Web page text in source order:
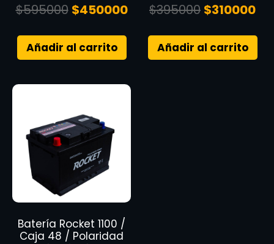
$595000 $450000
Añadir al carrito
$395000 $310000
Añadir al carrito
Batería Rocket 1100 /
Caja 48 / Polaridad